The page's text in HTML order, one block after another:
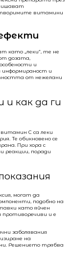
витамини
като „леки“, те не
дозата,
и
и
от нежелани
как да ги
C са леки
Те обикновено се
При хора с
реакции, поради
могат да
подобно на
като яйчен
и е
заболявания
на
Решението трябва